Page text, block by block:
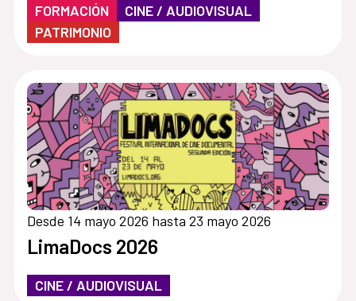
FORMACIÓN
CINE / AUDIOVISUAL
PATRIMONIO
Desde 14 mayo 2026 hasta 23 mayo 2026
LimaDocs 2026
CINE / AUDIOVISUAL